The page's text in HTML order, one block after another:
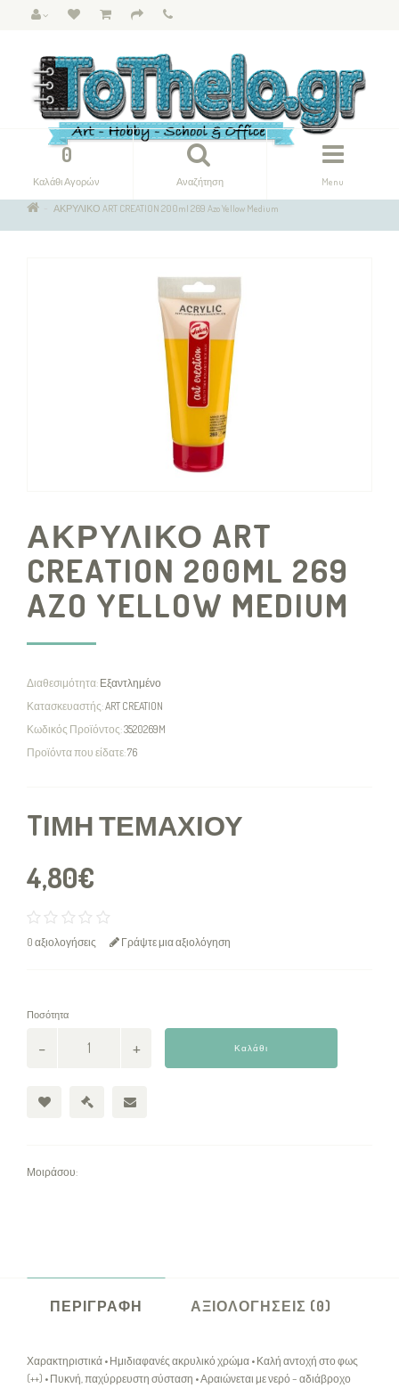
Menu
Αναζήτηση
0
Καλάθι Αγορών
ΑΚΡΥΛΙΚΟ ART CREATION 200ml 269 Azo Yellow Medium
ΑΚΡΥΛΙΚΟ ART
CREATION 200ML 269
AZO YELLOW MEDIUM
Διαθεσιμότητα: Εξαντλημένο
Κατασκευαστής:ART CREATION
Κωδικός Προϊόντος:3520269M
Προϊόντα που είδατε:76
TΙΜΉ ΤΕΜΑΧΊΟΥ
4,80€
0 αξιολογήσεις Γράψτε μια αξιολόγηση
Ποσότητα
Καλάθι
Μοιράσου:
ΠΕΡΙΓΡΑΦΉ ΑΞΙΟΛΟΓΉΣΕΙΣ (0)
Χαρακτηριστικά • Ημιδιαφανές ακρυλικό χρώμα • Καλή αντοχή στο φως
(++) • Πυκνή, παχύρρευστη σύσταση • Αραιώνεται με νερό – αδιάβροχο